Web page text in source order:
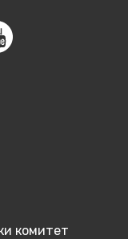
комитет